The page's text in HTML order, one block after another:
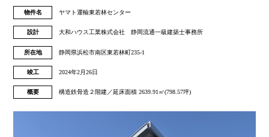
物件名 ヤマト運輸東若林センター
設計 大和ハウス工業株式会社 静岡流通一級建築士事務所
所在地 静岡県浜松市南区東若林町235-1
竣工 2024年2月26日
概要 構造鉄骨造２階建／延床面積 2639.91㎡(798.57坪)